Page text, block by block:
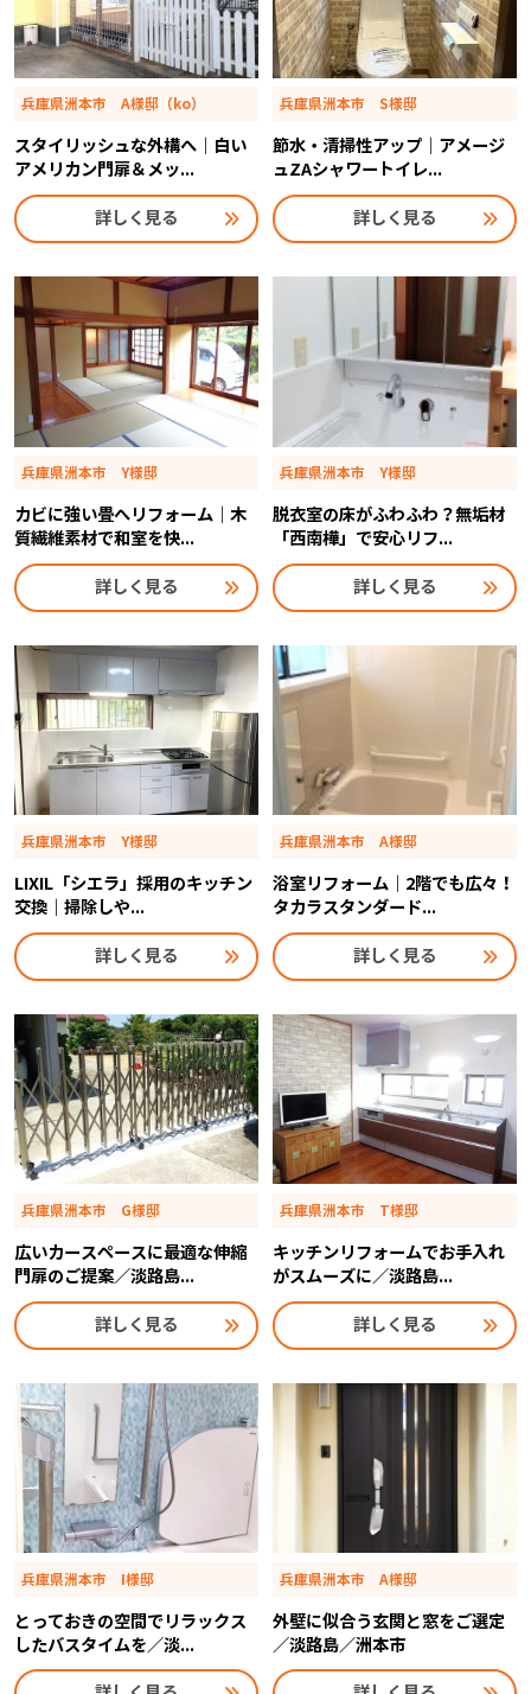
兵庫県洲本市 A様邸（ko）
スタイリッシュな外構へ｜白い
アメリカン門扉＆メッ...
詳しく見る
兵庫県洲本市 S様邸
節水・清掃性アップ｜アメージ
ュZAシャワートイレ...
詳しく見る
兵庫県洲本市 Y様邸
カビに強い畳へリフォーム｜木
質繊維素材で和室を快...
詳しく見る
兵庫県洲本市 Y様邸
脱衣室の床がふわふわ？無垢材
「西南樺」で安心リフ...
詳しく見る
兵庫県洲本市 Y様邸
LIXIL「シエラ」採用のキッチン
交換｜掃除しや...
詳しく見る
兵庫県洲本市 A様邸
浴室リフォーム｜2階でも広々！
タカラスタンダード...
詳しく見る
兵庫県洲本市 G様邸
広いカースペースに最適な伸縮
門扉のご提案／淡路島...
詳しく見る
兵庫県洲本市 T様邸
キッチンリフォームでお手入れ
がスムーズに／淡路島...
詳しく見る
兵庫県洲本市 I様邸
とっておきの空間でリラックス
したバスタイムを／淡...
兵庫県洲本市 A様邸
外壁に似合う玄関と窓をご選定
／淡路島／洲本市